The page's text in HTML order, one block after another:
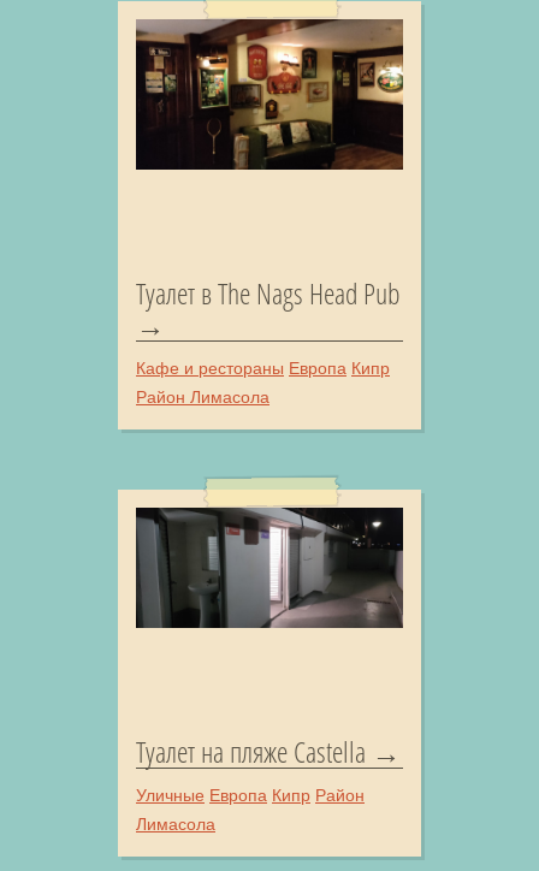
Туалет в The Nags Head Pub
Кафе и рестораны Европа Кипр
Район Лимасола
Туалет на пляже Castella
Уличные Европа Кипр Район
Лимасола